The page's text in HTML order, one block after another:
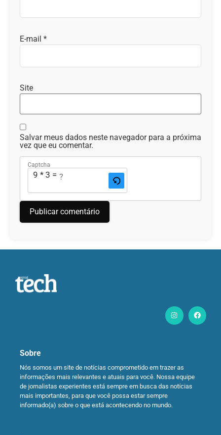
E-mail *
Site
Salvar meus dados neste navegador para a próxima
vez que eu comentar.
Captcha
9 * 3 = ?
Sobre
Nós somos um site de notícias comprometido em trazer as
informações mais relevantes e atuais para você. Nossa equipe
de jornalistas experientes está sempre em busca das notícias
mais importantes, para que você possa estar sempre
informado(a) sobre o que está acontecendo no mundo.